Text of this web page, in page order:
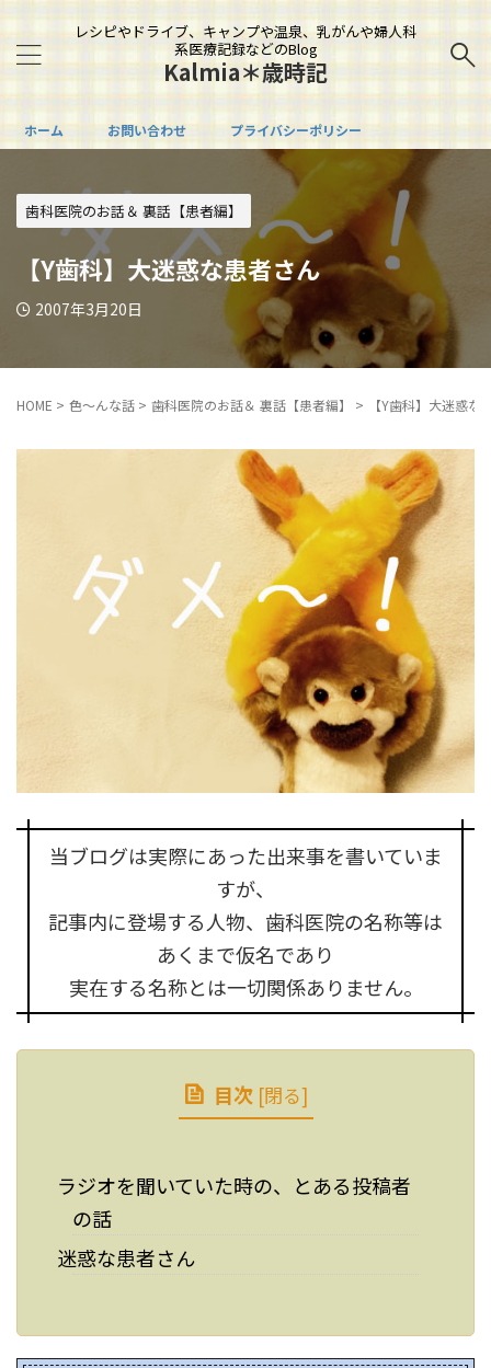
レシピやドライブ、キャンプや温泉、乳がんや婦人科
系医療記録などのBlog
Kalmia＊歳時記
ホーム お問い合わせ プライバシーポリシー
歯科医院のお話＆ 裏話【患者編】
【Y歯科】大迷惑な患者さん
2007年3月20日
HOME > 色～んな話 > 歯科医院のお話＆ 裏話【患者編】 > 【Y歯科】大迷惑な
当ブログは実際にあった出来事を書いていま
すが、
記事内に登場する人物、歯科医院の名称等は
あくまで仮名であり
実在する名称とは一切関係ありません。
目次 [閉る]
ラジオを聞いていた時の、とある投稿者
の話
迷惑な患者さん